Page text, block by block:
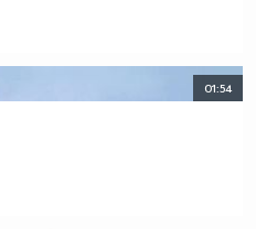
01:54